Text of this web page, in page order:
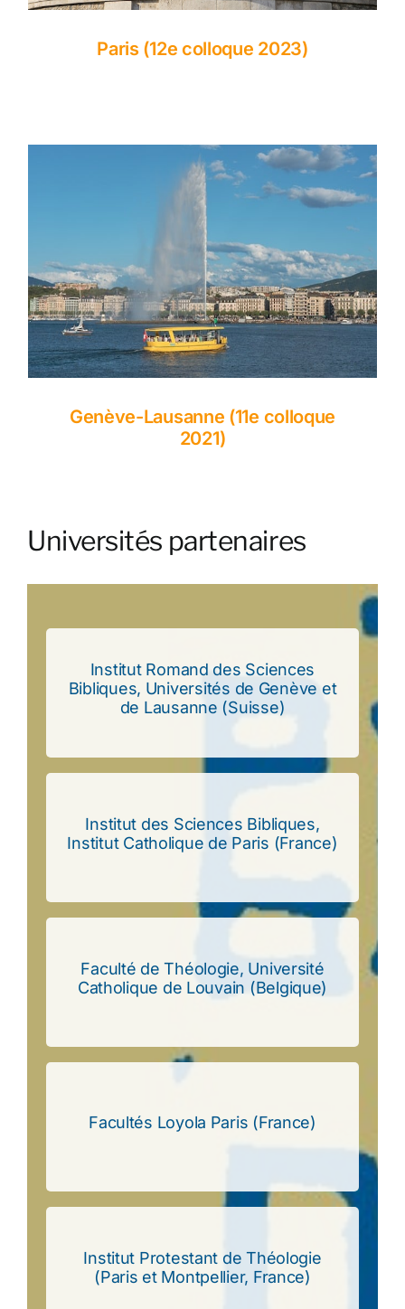
Paris (12e colloque 2023)
Genève-Lausanne (11e colloque
2021)
Universités partenaires
Institut Romand des Sciences
Bibliques, Universités de Genève et
de Lausanne (Suisse)
Institut Romand des Sciences
Bibliques, Universités de Genève et de
Lausanne (Suisse)
Institut des Sciences Bibliques,
Institut Catholique de Paris (France)
Institut des Sciences Bibliques, Institut
Catholique de Paris (France)
Faculté de Théologie, Université
Catholique de Louvain (Belgique)
Faculté de Théologie, Université
Catholique de Louvain (Belgique)
Facultés Loyola Paris (France)
Facultés Loyola Paris (France)
Institut Protestant de Théologie
(Paris et Montpellier, France)
Institut Protestant de Théologie (Paris
et Montpellier, France)